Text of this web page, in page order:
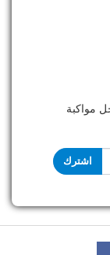
مواكبة
اشترك